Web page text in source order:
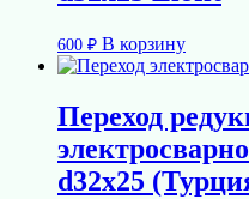
600 ₽ В корзину
Переход
d32х25